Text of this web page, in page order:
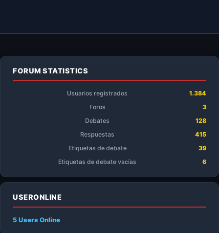
FORUM STATISTICS
Usuarios registrados
1.384
Foros
3
Debates
128
Respuestas
415
Etiquetas de debate
39
Etiquetas de debate vacías
6
USERONLINE
5 Users Online